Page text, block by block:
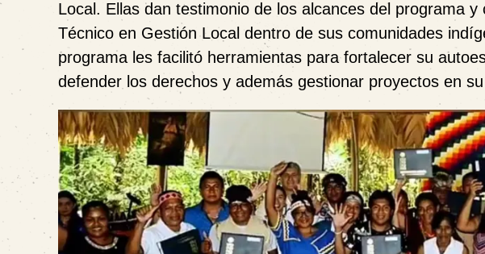
Local. Ellas dan testimonio de los alcances del programa
Técnico en Gestión Local dentro de sus comunidades
programa les facilitó herramientas para fortalecer su
defender los derechos y además gestionar proyectos en